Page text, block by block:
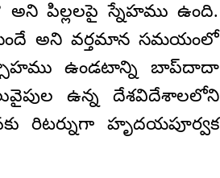
పిల్లలపై స్నేహము ఉంది.
అని వర్తమాన సమయంలో
ఉండటాన్ని బాప్‌దాదా
ఉన్న దేశవిదేశాలలోని
రిటర్నుగా హృదయపూర్వక